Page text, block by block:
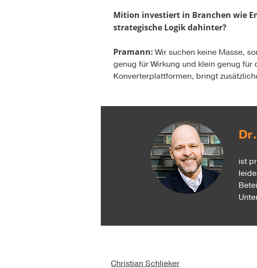
Mition investiert in Branchen wie
strategische Logik dahinter?
Pramann:Wir suchen keine Masse,
genug für Wirkung und klein genug
Konverterplattformen, bringt
ist
Christian Schlieker